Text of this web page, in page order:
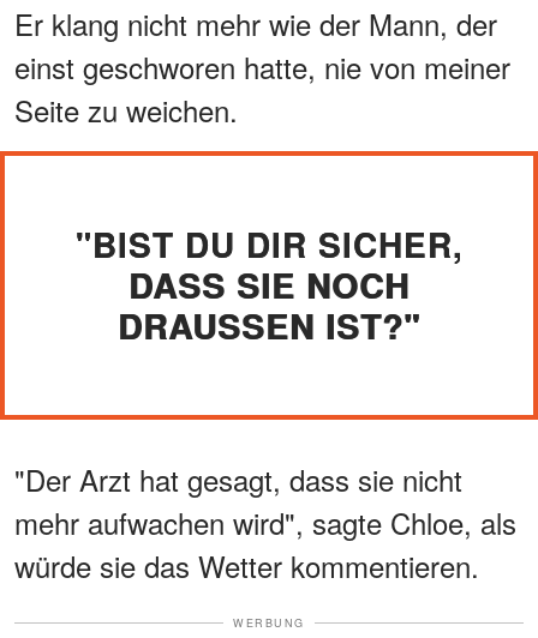
Er klang nicht mehr wie der Mann, der
einst geschworen hatte, nie von meiner
Seite zu weichen.
"BIST DU DIR SICHER,
DASS SIE NOCH
DRAUSSEN IST?"
"Der Arzt hat gesagt, dass sie nicht
mehr aufwachen wird", sagte Chloe, als
würde sie das Wetter kommentieren.
WERBUNG